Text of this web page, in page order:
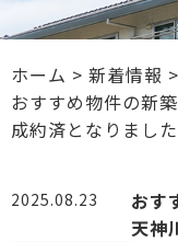
ホーム > 新着情報 >
おすすめ物件の新
成約済となりました
2025.08.23
おす
天神